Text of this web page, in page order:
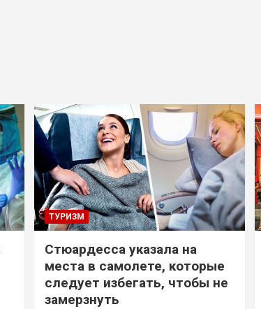
ТУРИЗМ
Стюардесса указала на
места в самолете, которые
следует избегать, чтобы не
замерзнуть